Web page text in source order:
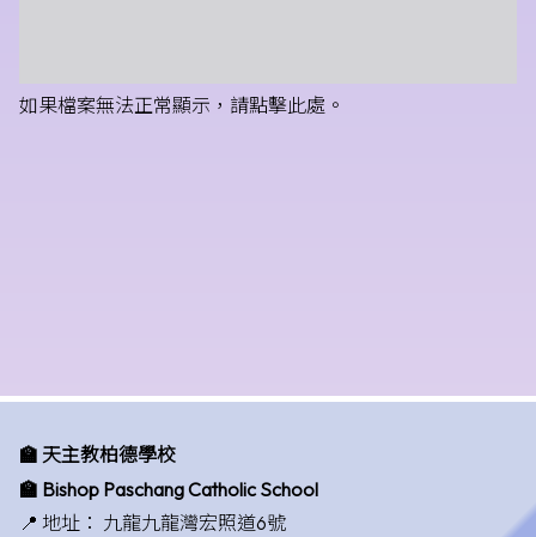
如果檔案無法正常顯示，請點擊此處。
🏫 天主教柏德學校
🏫 Bishop Paschang Catholic School
📍 地址： 九龍九龍灣宏照道6號